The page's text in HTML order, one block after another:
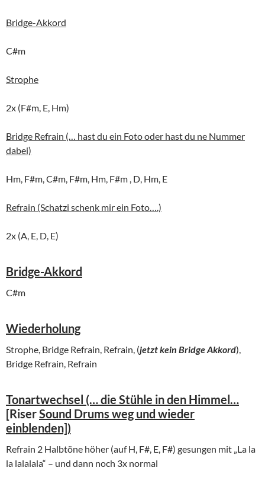
Bridge-Akkord
C#m
Strophe
2x (F#m, E, Hm)
Bridge Refrain (… hast du ein Foto oder hast du ne Nummer
dabei)
Hm, F#m, C#m, F#m, Hm, F#m , D, Hm, E
Refrain (Schatzi schenk mir ein Foto….)
2x (A, E, D, E)
Bridge-Akkord
C#m
Wiederholung
Strophe, Bridge Refrain, Refrain, (jetzt kein Bridge Akkord),
Bridge Refrain, Refrain
Tonartwechsel (… die Stühle in den Himmel…
[RiserSound Drums weg und wieder
einblenden])
Refrain 2 Halbtöne höher (auf H, F#, E, F#) gesungen mit „La la
la lalalala“ – und dann noch 3x normal